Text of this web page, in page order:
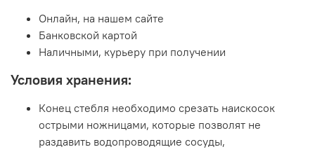
Онлайн, на нашем сайте
Банковской картой
Наличными, курьеру при получении
Условия хранения:
Конец стебля необходимо срезать наискосок
острыми ножницами, которые позволят не
раздавить водопроводящие сосуды,